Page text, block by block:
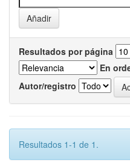
Resultados por página
En
Autor/registro
Resultados 1-1 de 1.